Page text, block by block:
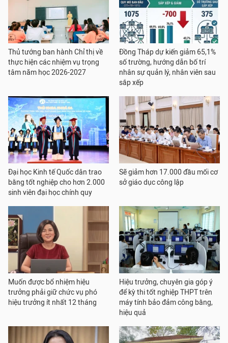
Thủ tướng ban hành Chỉ thị về
thực hiện các nhiệm vụ trọng
tâm năm học 2026-2027
Đồng Tháp dự kiến giảm 65,1%
số trường, hướng dẫn bố trí
nhân sự quản lý, nhân viên sau
sắp xếp
Đại học Kinh tế Quốc dân trao
bằng tốt nghiệp cho hơn 2.000
sinh viên đại học chính quy
Sẽ giảm hơn 17.000 đầu mối cơ
sở giáo dục công lập
Muốn được bổ nhiệm hiệu
trưởng phải giữ chức vụ phó
hiệu trưởng ít nhất 12 tháng
Hiệu trưởng, chuyên gia góp ý
để kỳ thi tốt nghiệp THPT trên
máy tính bảo đảm công bằng,
hiệu quả